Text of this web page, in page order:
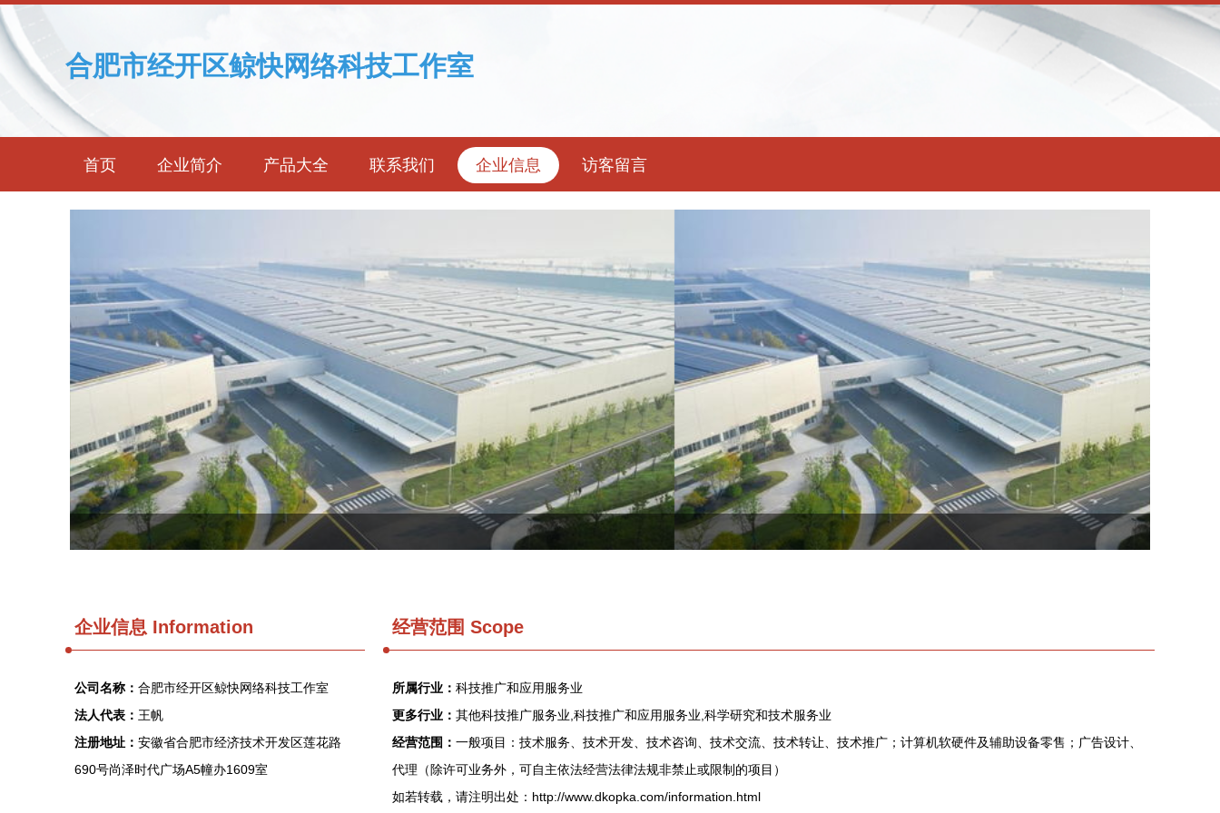
合肥市经开区鲸快网络科技工作室
首页 企业简介 产品大全 联系我们 企业信息 访客留言
企业信息 Information
公司名称： 合肥市经开区鲸快网络科技工作室
法人代表： 王帆
注册地址： 安徽省合肥市经济技术开发区莲花路
690号尚泽时代广场A5幢办1609室
经营范围 Scope
所属行业： 科技推广和应用服务业
更多行业： 其他科技推广服务业,科技推广和应用服务业,科学研究和技术服务业
经营范围： 一般项目：技术服务、技术开发、技术咨询、技术交流、技术转让、技术推广；计算机软硬件及辅助设备零售；广告设计、
代理（除许可业务外，可自主依法经营法律法规非禁止或限制的项目）
如若转载，请注明出处：http://www.dkopka.com/information.html